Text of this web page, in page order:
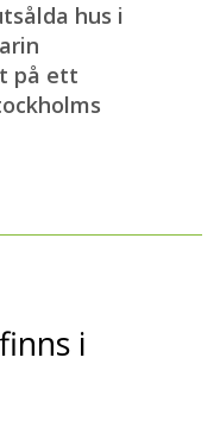
hus i
på ett
i